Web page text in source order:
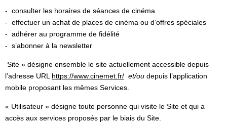
- consulter les horaires de séances de cinéma
- effectuer un achat de places de cinéma ou d’offres spéciales
- adhérer au programme de fidélité
- s’abonner à la newsletter
Site » désigne ensemble le site actuellement accessible depuis
l’adresse URL https://www.cinemet.fr/ et/ou depuis l’application
mobile proposant les mêmes Services.
« Utilisateur » désigne toute personne qui visite le Site et qui a
accès aux services proposés par le biais du Site.